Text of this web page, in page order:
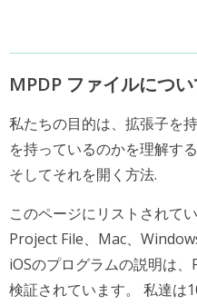
MPDP ファイルにつ
私たちの目的は、拡張子を
を持っているのかを理解す
そしてそれを開く方法.
このページにリストされて
Project File、Mac、
iOSのプログラムの説明は
検証されています。 私達は